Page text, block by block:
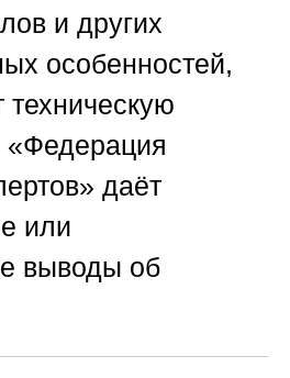
и других
особенностей,
техническую
даёт
или
выводы об